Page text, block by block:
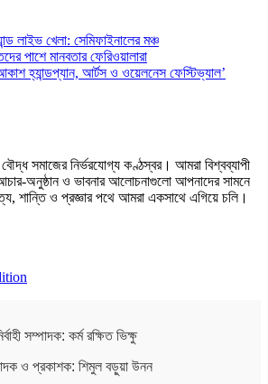
লাইভ খেলা: সেমিফাইনালের মঞ্চ
পাশে মানবতার ফেরিওয়ালারা
হ্যান্ডপ্যান, আর্টস ও ওয়েলনেস ফেস্টিভ্যাল’
সমাজের নির্ভরযোগ্য কণ্ঠস্বর। আমরা বিশ্বব্যাপী
অনুষ্ঠান ও ভাবনার আলোচনাগুলো আপনাদের সামনে
শান্তি ও প্রজ্ঞার পথে আমরা একসাথে এগিয়ে চলি।
সম্পাদক: কর্ম রক্ষিত ভিক্ষু
ও প্রকাশক: শিমুল বড়ুয়া উনন